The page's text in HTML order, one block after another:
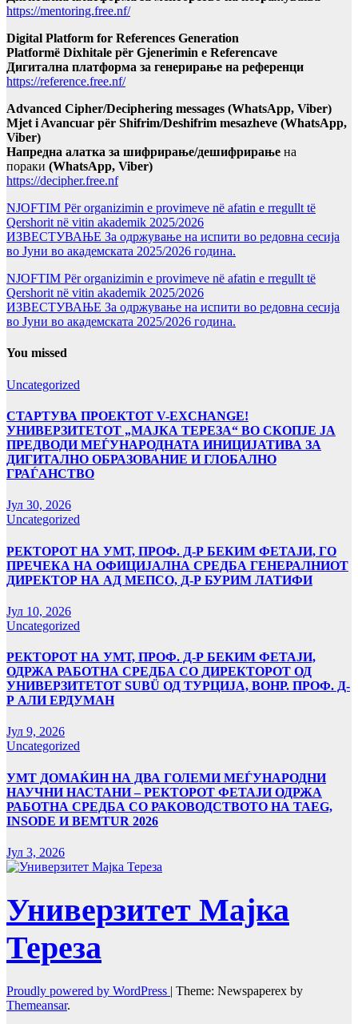
https://mentoring.free.nf/
Digital Platform for References Generation
Platformë Dixhitale për Gjenerimin e Referencave
Дигитална платформа за генерирање на референци
https://reference.free.nf/
Advanced Cipher/Deciphering messages (WhatsApp, Viber)
Mjet i Avancuar për Shifrim/Deshifrim mesazheve (WhatsApp,
Viber)
Напредна алатка за шифрирање/дешифрирање на
пораки (WhatsApp, Viber)
https://decipher.free.nf
NJOFTIM Për organizimin e provimeve në afatin e rregullt të
Qershorit në vitin akademik 2025/2026
ИЗВЕСТУВАЊЕ За одржување на испити во редовна сесија
во Јуни во академската 2025/2026 година.
NJOFTIM Për organizimin e provimeve në afatin e rregullt të
Qershorit në vitin akademik 2025/2026
ИЗВЕСТУВАЊЕ За одржување на испити во редовна сесија
во Јуни во академската 2025/2026 година.
You missed
Uncategorized
СТАРТУВА ПРОЕКТОТ V-EXCHANGE!
УНИВЕРЗИТЕТОТ „МАЈКА ТЕРЕЗА“ ВО СКОПЈЕ ЈА
ПРЕДВОДИ МЕЃУНАРОДНАТА ИНИЦИЈАТИВА ЗА
ДИГИТАЛНО ОБРАЗОВАНИЕ И ГЛОБАЛНО
ГРАЃАНСТВО
Јул 30, 2026
Uncategorized
РЕКТОРОТ НА УМТ, ПРОФ. Д-Р БЕКИМ ФЕТАЈИ, ГО
ПРЕЧЕКА НА ОФИЦИЈАЛНА СРЕДБА ГЕНЕРАЛНИОТ
ДИРЕКТОР НА АД МЕПСО, Д-Р БУРИМ ЛАТИФИ
Јул 10, 2026
Uncategorized
РЕКТОРОТ НА УМТ, ПРОФ. Д-Р БЕКИМ ФЕТАЈИ,
ОДРЖА РАБОТНА СРЕДБА СО ДИРЕКТОРОТ ОД
УНИВЕРЗИТЕТОТ SUBÜ ОД ТУРЦИЈА, ВОНР. ПРОФ. Д-
Р АЛИ ЕРДУМАН
Јул 9, 2026
Uncategorized
УMТ ДОМАЌИН НА ДВА ГОЛЕМИ МЕЃУНАРОДНИ
НАУЧНИ НАСТАНИ – РЕКТОРОТ ФЕТАЈИ ОДРЖА
РАБОТНА СРЕДБА СО РАКОВОДСТВОТО НА TAEG,
INSODE И BEMTUR 2026
Јул 3, 2026
Универзитет Мајка
Тереза
Proudly powered by WordPress | Theme: Newspaperex by
Themeansar.